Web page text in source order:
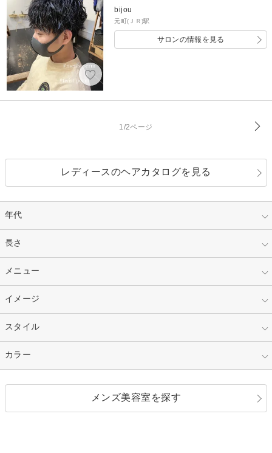
bijou
元町(ＪＲ)駅
サロンの情報を見る
1/2ページ
レディースのヘアカタログを見る
年代
指定なし
10代
30代
長さ
指定なし
ショート
セミロング
メニュー
指定なし
カラー
縮毛矯正
イメージ
指定なし
キュート
ストリート
スタイル
指定なし
カラー
メンズ美容室を探す